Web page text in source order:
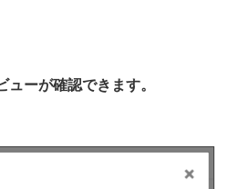
ーが確認できます。